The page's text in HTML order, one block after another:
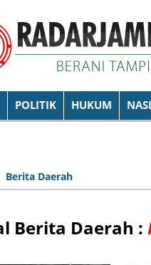
POLITIK HUKUM
Berita Daerah
Berita Daerah :